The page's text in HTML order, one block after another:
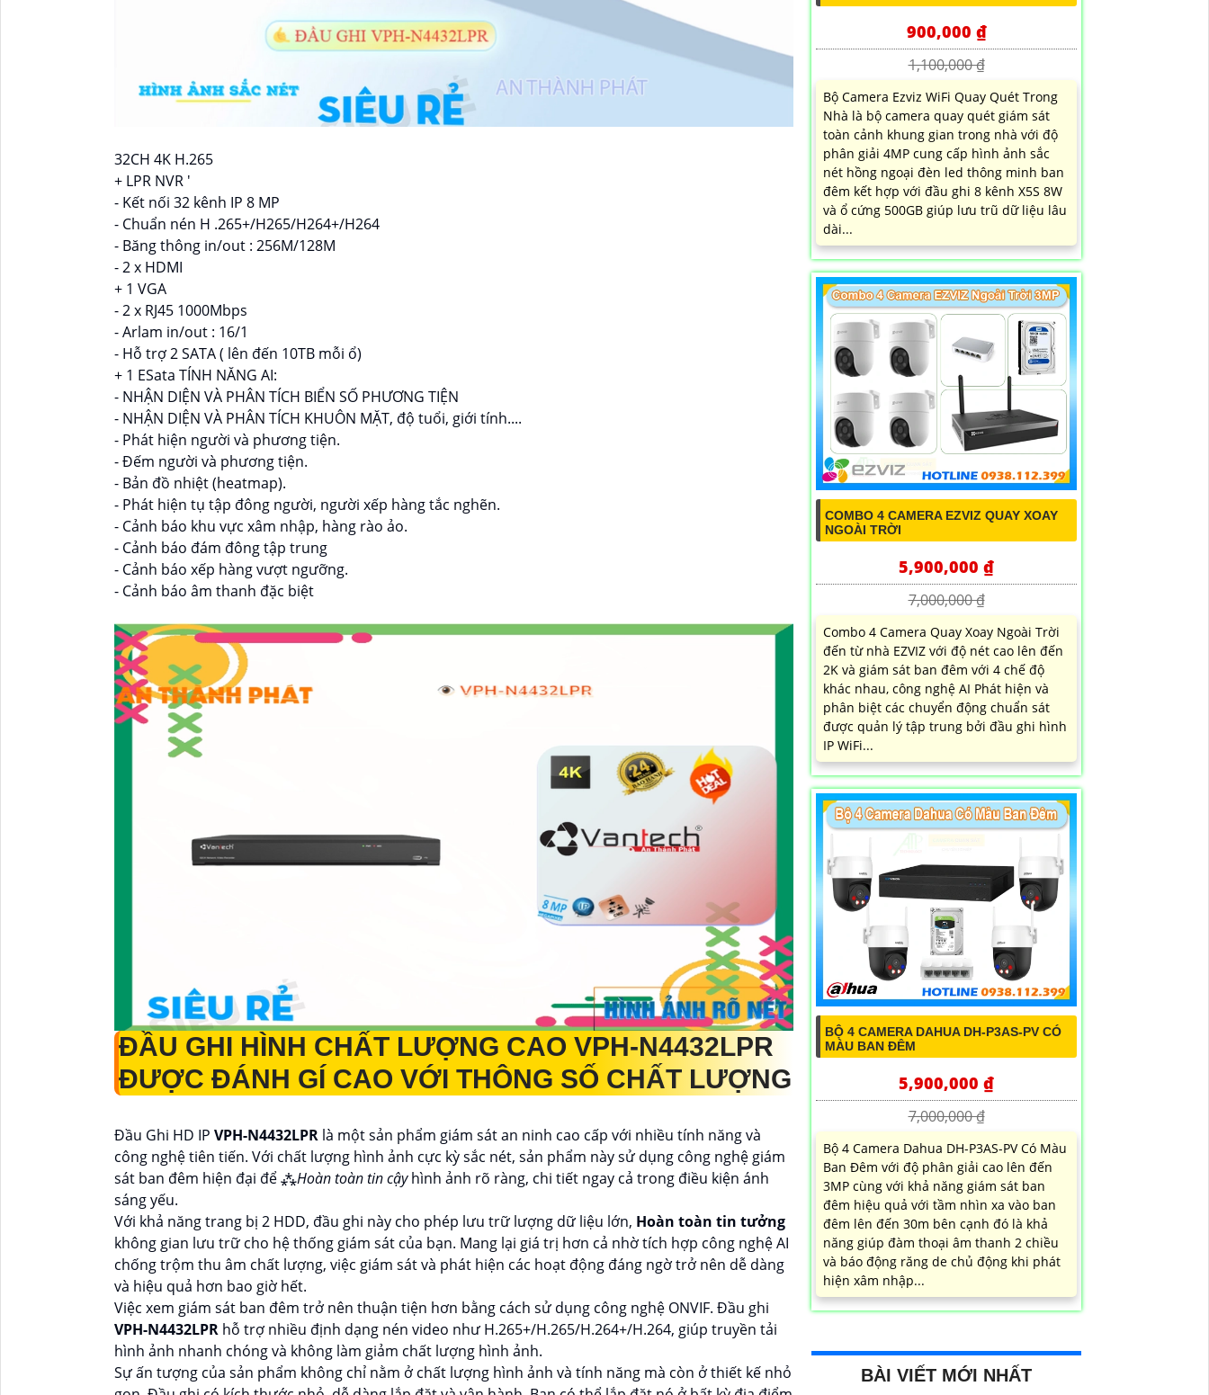
32CH 4K H.265
+ LPR NVR '
- Kết nối 32 kênh IP 8 MP
- Chuẩn nén H .265+/H265/H264+/H264
- Băng thông in/out : 256M/128M
- 2 x HDMI
+ 1 VGA
- 2 x RJ45 1000Mbps
- Arlam in/out : 16/1
- Hỗ trợ 2 SATA ( lên đến 10TB mỗi ổ)
+ 1 ESata TÍNH NĂNG AI:
- NHẬN DIỆN VÀ PHÂN TÍCH BIỂN SỐ PHƯƠNG TIỆN
- NHẬN DIỆN VÀ PHÂN TÍCH KHUÔN MẶT, độ tuổi, giới tính....
- Phát hiện người và phương tiện.
- Đếm người và phương tiện.
- Bản đồ nhiệt (heatmap).
- Phát hiện tụ tập đông người, người xếp hàng tắc nghẽn.
- Cảnh báo khu vực xâm nhập, hàng rào ảo.
- Cảnh báo đám đông tập trung
- Cảnh báo xếp hàng vượt ngưỡng.
- Cảnh báo âm thanh đặc biệt
ĐẦU GHI HÌNH CHẤT LƯỢNG CAO VPH-N4432LPR
ĐƯỢC ĐÁNH GÍ CAO VỚI THÔNG SỐ CHẤT LƯỢNG
Đầu Ghi HD IP VPH-N4432LPR là một sản phẩm giám sát an ninh cao cấp với nhiều tính năng và
công nghệ tiên tiến. Với chất lượng hình ảnh cực kỳ sắc nét, sản phẩm này sử dụng công nghệ giám
sát ban đêm hiện đại để ⁂Hoàn toàn tin cậyhình ảnh rõ ràng, chi tiết ngay cả trong điều kiện ánh
sáng yếu.
Với khả năng trang bị 2 HDD, đầu ghi này cho phép lưu trữ lượng dữ liệu lớn, Hoàn toàn tin tưởng
không gian lưu trữ cho hệ thống giám sát của bạn. Mang lại giá trị hơn cả nhờ tích hợp công nghệ AI
chống trộm thu âm chất lượng, việc giám sát và phát hiện các hoạt động đáng ngờ trở nên dễ dàng
và hiệu quả hơn bao giờ hết.
Việc xem giám sát ban đêm trở nên thuận tiện hơn bằng cách sử dụng công nghệ ONVIF. Đầu ghi
VPH-N4432LPR hỗ trợ nhiều định dạng nén video như H.265+/H.265/H.264+/H.264, giúp truyền tải
hình ảnh nhanh chóng và không làm giảm chất lượng hình ảnh.
Sự ấn tượng của sản phẩm không chỉ nằm ở chất lượng hình ảnh và tính năng mà còn ở thiết kế nhỏ
900,000 ₫
1,100,000 ₫
Bộ Camera Ezviz WiFi Quay Quét Trong
Nhà là bộ camera quay quét giám sát
toàn cảnh khung gian trong nhà với độ
phân giải 4MP cung cấp hình ảnh sắc
nét hồng ngoại đèn led thông minh ban
đêm kết hợp với đầu ghi 8 kênh X5S 8W
và ổ cứng 500GB giúp lưu trũ dữ liệu lâu
dài...
COMBO 4 CAMERA EZVIZ QUAY XOAY
NGOÀI TRỜI
5,900,000 ₫
7,000,000 ₫
Combo 4 Camera Quay Xoay Ngoài Trời
đến từ nhà EZVIZ với độ nét cao lên đến
2K và giám sát ban đêm với 4 chế độ
khác nhau, công nghệ AI Phát hiện và
phân biệt các chuyển động chuẩn sát
được quản lý tập trung bởi đầu ghi hình
IP WiFi...
BỘ 4 CAMERA DAHUA DH-P3AS-PV CÓ
MÀU BAN ĐÊM
5,900,000 ₫
7,000,000 ₫
Bộ 4 Camera Dahua DH-P3AS-PV Có Màu
Ban Đêm với độ phân giải cao lên đến
3MP cùng với khả năng giám sát ban
đêm hiệu quả với tầm nhìn xa vào ban
đêm lên đến 30m bên cạnh đó là khả
năng giúp đàm thoại âm thanh 2 chiều
và báo động răng de chủ động khi phát
hiện xâm nhập...
BÀI VIẾT MỚI NHẤT